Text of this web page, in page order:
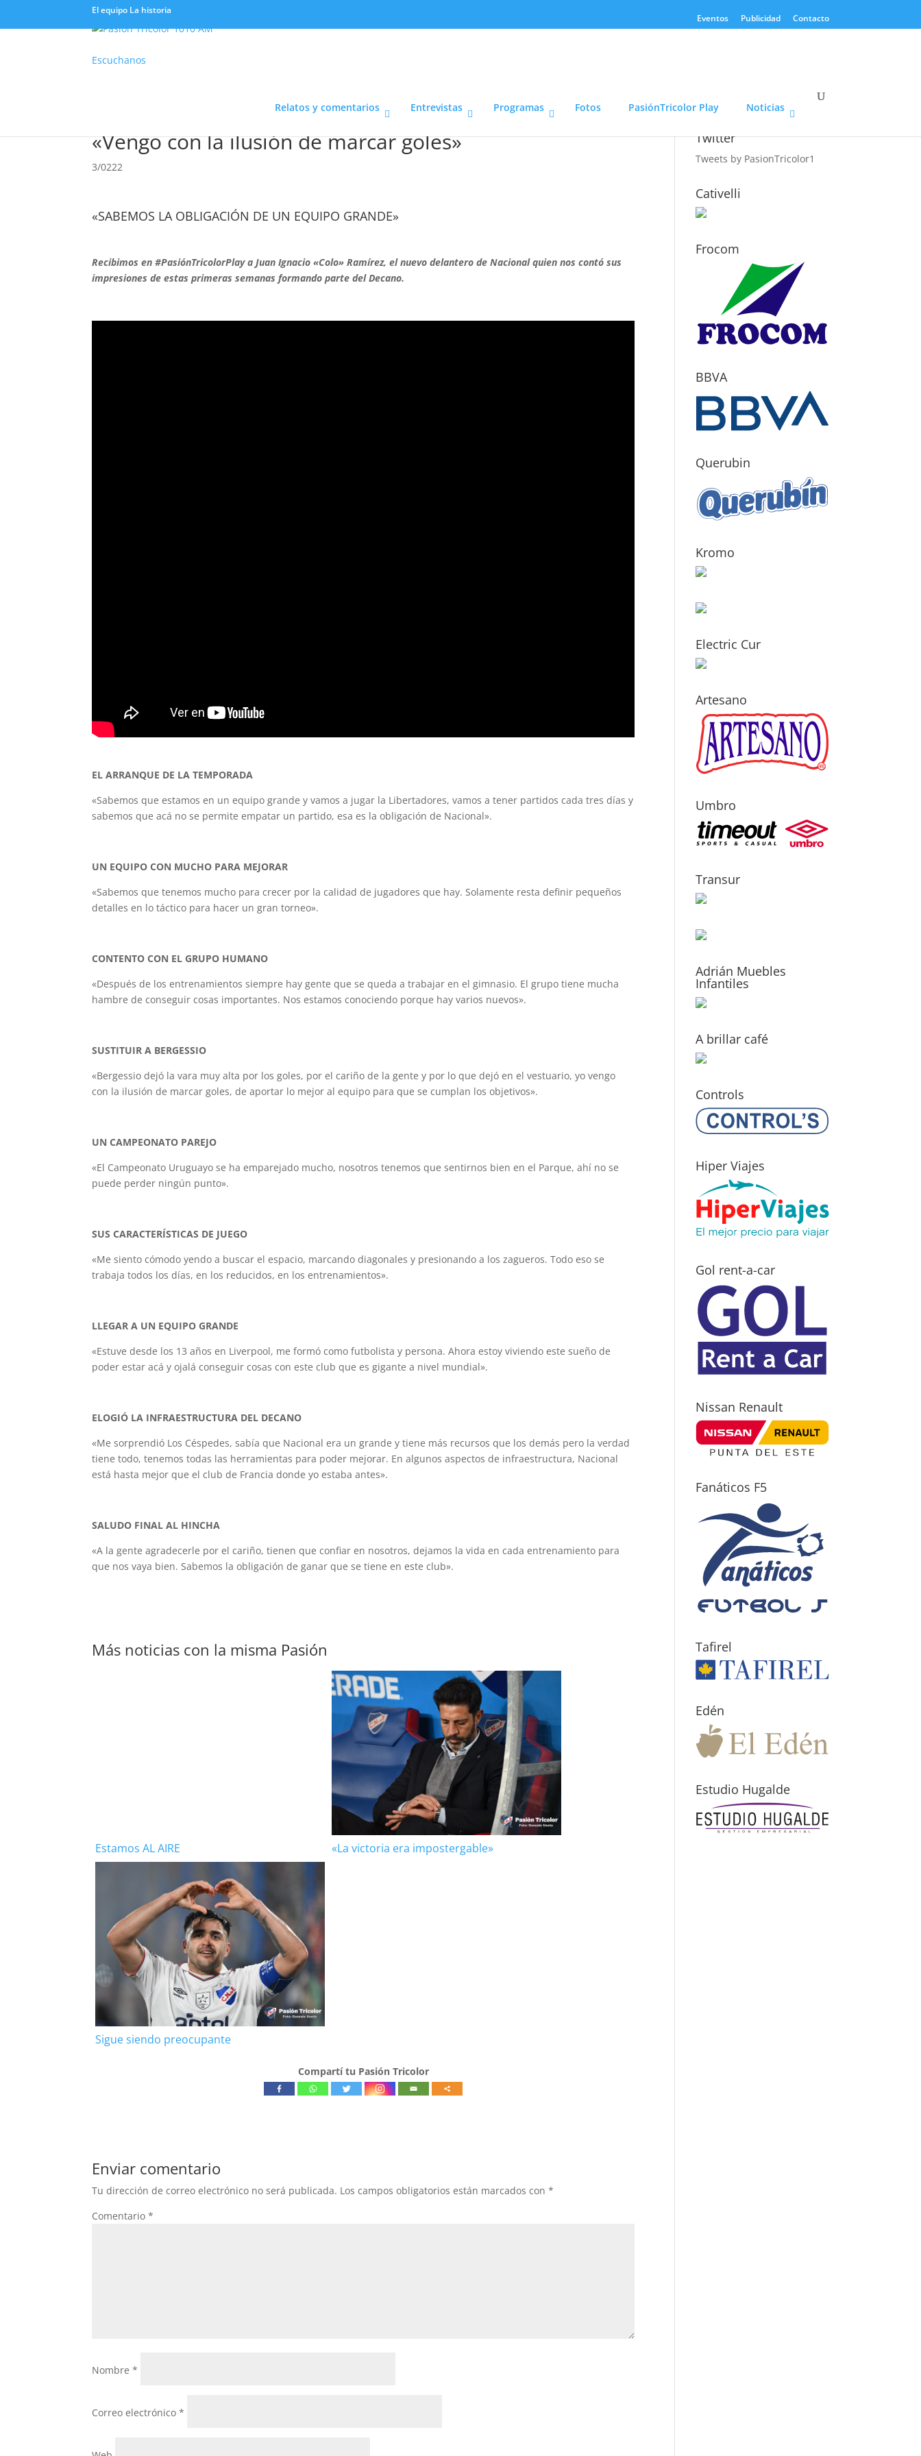
El equipo La historia
Eventos Publicidad Contacto
Escuchanos
Relatos y comentarios Entrevistas Programas Fotos PasiónTricolor Play Noticias
«Vengo con la ilusión de marcar goles»
3/0222
«SABEMOS LA OBLIGACIÓN DE UN EQUIPO GRANDE»
Recibimos en #PasiónTricolorPlay a Juan Ignacio «Colo» Ramírez, el nuevo delantero de Nacional quien nos contó sus
impresiones de estas primeras semanas formando parte del Decano.
EL ARRANQUE DE LA TEMPORADA
«Sabemos que estamos en un equipo grande y vamos a jugar la Libertadores, vamos a tener partidos cada tres días y
sabemos que acá no se permite empatar un partido, esa es la obligación de Nacional».
UN EQUIPO CON MUCHO PARA MEJORAR
«Sabemos que tenemos mucho para crecer por la calidad de jugadores que hay. Solamente resta definir pequeños
detalles en lo táctico para hacer un gran torneo».
CONTENTO CON EL GRUPO HUMANO
«Después de los entrenamientos siempre hay gente que se queda a trabajar en el gimnasio. El grupo tiene mucha
hambre de conseguir cosas importantes. Nos estamos conociendo porque hay varios nuevos».
SUSTITUIR A BERGESSIO
«Bergessio dejó la vara muy alta por los goles, por el cariño de la gente y por lo que dejó en el vestuario, yo vengo
con la ilusión de marcar goles, de aportar lo mejor al equipo para que se cumplan los objetivos».
UN CAMPEONATO PAREJO
«El Campeonato Uruguayo se ha emparejado mucho, nosotros tenemos que sentirnos bien en el Parque, ahí no se
puede perder ningún punto».
SUS CARACTERÍSTICAS DE JUEGO
«Me siento cómodo yendo a buscar el espacio, marcando diagonales y presionando a los zagueros. Todo eso se
trabaja todos los días, en los reducidos, en los entrenamientos».
LLEGAR A UN EQUIPO GRANDE
«Estuve desde los 13 años en Liverpool, me formó como futbolista y persona. Ahora estoy viviendo este sueño de
poder estar acá y ojalá conseguir cosas con este club que es gigante a nivel mundial».
ELOGIÓ LA INFRAESTRUCTURA DEL DECANO
«Me sorprendió Los Céspedes, sabía que Nacional era un grande y tiene más recursos que los demás pero la verdad
tiene todo, tenemos todas las herramientas para poder mejorar. En algunos aspectos de infraestructura, Nacional
está hasta mejor que el club de Francia donde yo estaba antes».
SALUDO FINAL AL HINCHA
«A la gente agradecerle por el cariño, tienen que confiar en nosotros, dejamos la vida en cada entrenamiento para
que nos vaya bien. Sabemos la obligación de ganar que se tiene en este club».
Más noticias con la misma Pasión
Estamos AL AIRE «La victoria era impostergable»
Sigue siendo preocupante
Compartí tu Pasión Tricolor
Enviar comentario
Tu dirección de correo electrónico no será publicada. Los campos obligatorios están marcados con*
Comentario*
Nombre*
Correo electrónico*
Twitter
Tweets by PasionTricolor1
Cativelli
Frocom
BBVA
Querubin
Kromo
Electric Cur
Artesano
Umbro
Transur
Adrián Muebles
Infantiles
A brillar café
Controls
Hiper Viajes
Gol rent-a-car
Nissan Renault
Fanáticos F5
Tafirel
Edén
Estudio Hugalde